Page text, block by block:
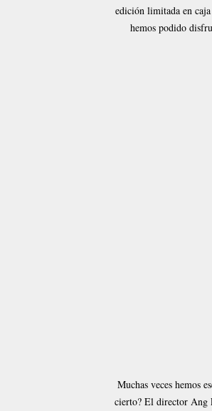
edición limitada en
hemos podido
Muchas veces hemos
cierto? El director Ang